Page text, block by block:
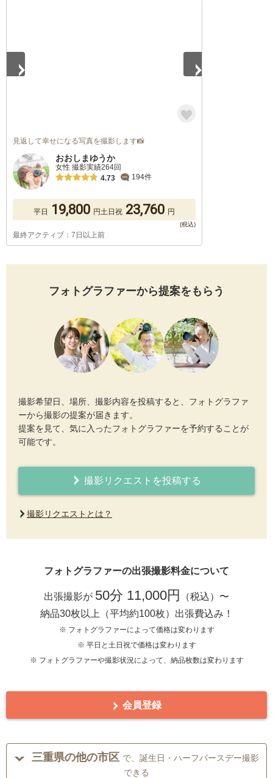
見返して幸せになる写真を撮影します📸
おおしまゆうか
女性 撮影実績264回
4.73
194件
平日 19,800 円土日祝 23,760 円
最終アクティブ：7日以上前
フォトグラファーから提案をもらう
撮影希望日、場所、撮影内容を投稿すると、フォトグラファ
ーから撮影の提案が届きます。
提案を見て、気に入ったフォトグラファーを予約することが
可能です。
撮影リクエストを投稿する
撮影リクエストとは？
フォトグラファーの出張撮影料金について
出張撮影が 50分 11,000円
（税込）〜
納品30枚以上（平均約100枚）出張費込み！
※ フォトグラファーによって価格は変わります
※ 平日と土日祝で価格は変わります
※ フォトグラファーや撮影状況によって、納品枚数は変わります
会員登録
三重県の他の市区 で、誕生日・ハーフバースデー撮影
できる